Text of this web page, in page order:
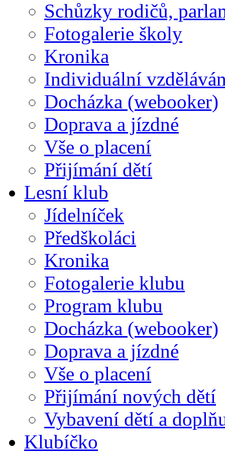
Schůzky rodičů,
Fotogalerie školy
Kronika
Individuální
Docházka (webooker)
Doprava a jízdné
Vše o placení
Přijímání dětí
Lesní klub
Jídelníček
Předškoláci
Kronika
Fotogalerie klubu
Program klubu
Docházka (webooker)
Doprava a jízdné
Vše o placení
Přijímání nových dětí
Vybavení dětí a
Klubíčko